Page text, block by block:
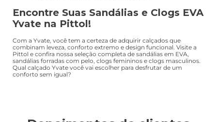
Encontre Suas Sandálias e Clogs EVA
Yvate na Pittol!
Com a Yvate, você tem a certeza de adquirir calçados que
combinam leveza, conforto extremo e design funcional. Visite a
Pittol e confira nossa seleção completa de sandálias em EVA,
sandálias forradas com pelo, clogs femininos e clogs masculinos.
Qual calçado Yvate você vai escolher para desfrutar de um
conforto sem igual?